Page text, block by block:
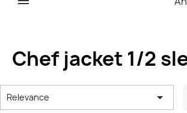
Chef jacket 1/2
Relevance 